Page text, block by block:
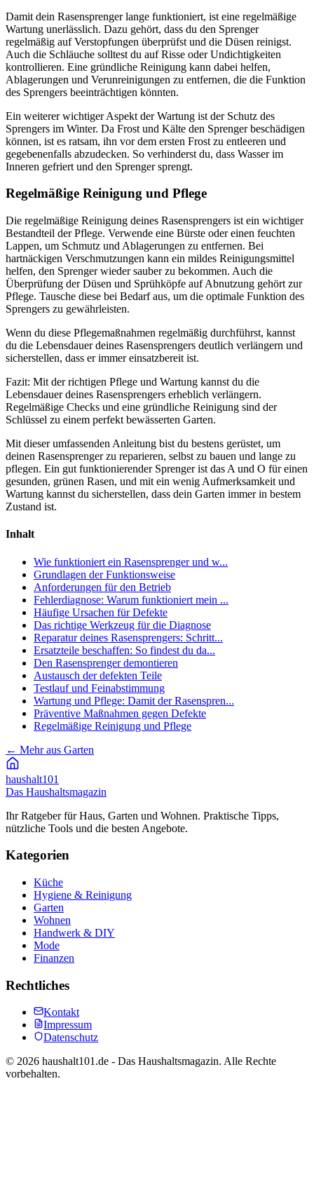
Damit dein Rasensprenger lange funktioniert, ist eine regelmäßige
Wartung unerlässlich. Dazu gehört, dass du den Sprenger
regelmäßig auf Verstopfungen überprüfst und die Düsen reinigst.
Auch die Schläuche solltest du auf Risse oder Undichtigkeiten
kontrollieren. Eine gründliche Reinigung kann dabei helfen,
Ablagerungen und Verunreinigungen zu entfernen, die die Funktion
des Sprengers beeinträchtigen könnten.
Ein weiterer wichtiger Aspekt der Wartung ist der Schutz des
Sprengers im Winter. Da Frost und Kälte den Sprenger beschädigen
können, ist es ratsam, ihn vor dem ersten Frost zu entleeren und
gegebenenfalls abzudecken. So verhinderst du, dass Wasser im
Inneren gefriert und den Sprenger sprengt.
Regelmäßige Reinigung und Pflege
Die regelmäßige Reinigung deines Rasensprengers ist ein wichtiger
Bestandteil der Pflege. Verwende eine Bürste oder einen feuchten
Lappen, um Schmutz und Ablagerungen zu entfernen. Bei
hartnäckigen Verschmutzungen kann ein mildes Reinigungsmittel
helfen, den Sprenger wieder sauber zu bekommen. Auch die
Überprüfung der Düsen und Sprühköpfe auf Abnutzung gehört zur
Pflege. Tausche diese bei Bedarf aus, um die optimale Funktion des
Sprengers zu gewährleisten.
Wenn du diese Pflegemaßnahmen regelmäßig durchführst, kannst
du die Lebensdauer deines Rasensprengers deutlich verlängern und
sicherstellen, dass er immer einsatzbereit ist.
Fazit: Mit der richtigen Pflege und Wartung kannst du die
Lebensdauer deines Rasensprengers erheblich verlängern.
Regelmäßige Checks und eine gründliche Reinigung sind der
Schlüssel zu einem perfekt bewässerten Garten.
Mit dieser umfassenden Anleitung bist du bestens gerüstet, um
deinen Rasensprenger zu reparieren, selbst zu bauen und lange zu
pflegen. Ein gut funktionierender Sprenger ist das A und O für einen
gesunden, grünen Rasen, und mit ein wenig Aufmerksamkeit und
Wartung kannst du sicherstellen, dass dein Garten immer in bestem
Zustand ist.
Inhalt
Wie funktioniert ein Rasensprenger und w...
Grundlagen der Funktionsweise
Anforderungen für den Betrieb
Fehlerdiagnose: Warum funktioniert mein ...
Häufige Ursachen für Defekte
Das richtige Werkzeug für die Diagnose
Reparatur deines Rasensprengers: Schritt...
Ersatzteile beschaffen: So findest du da...
Den Rasensprenger demontieren
Austausch der defekten Teile
Testlauf und Feinabstimmung
Wartung und Pflege: Damit der Rasenspren...
Präventive Maßnahmen gegen Defekte
Regelmäßige Reinigung und Pflege
← Mehr aus Garten
haushalt101
Das Haushaltsmagazin
Ihr Ratgeber für Haus, Garten und Wohnen. Praktische Tipps,
nützliche Tools und die besten Angebote.
Kategorien
Küche
Hygiene & Reinigung
Garten
Wohnen
Handwerk & DIY
Mode
Finanzen
Rechtliches
Kontakt
Impressum
Datenschutz
© 2026 haushalt101.de - Das Haushaltsmagazin. Alle Rechte
vorbehalten.